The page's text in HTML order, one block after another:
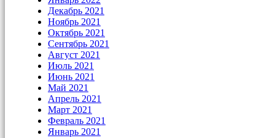
Декабрь 2021
Ноябрь 2021
Октябрь 2021
Сентябрь 2021
Август 2021
Июль 2021
Июнь 2021
Май 2021
Апрель 2021
Март 2021
Февраль 2021
Январь 2021